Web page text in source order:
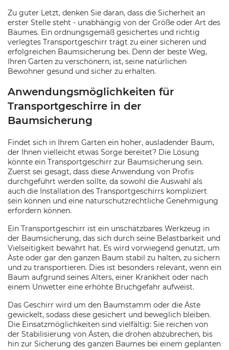
Zu guter Letzt, denken Sie daran, dass die Sicherheit an
erster Stelle steht - unabhängig von der Größe oder Art des
Baumes. Ein ordnungsgemäß gesichertes und richtig
verlegtes Transportgeschirr trägt zu einer sicheren und
erfolgreichen Baumsicherung bei. Denn der beste Weg,
Ihren Garten zu verschönern, ist, seine natürlichen
Bewohner gesund und sicher zu erhalten.
Anwendungsmöglichkeiten für
Transportgeschirre in der
Baumsicherung
Findet sich in Ihrem Garten ein hoher, ausladender Baum,
der Ihnen vielleicht etwas Sorge bereitet? Die Lösung
könnte ein Transportgeschirr zur Baumsicherung sein.
Zuerst sei gesagt, dass diese Anwendung von Profis
durchgeführt werden sollte, da sowohl die Auswahl als
auch die Installation des Transportgeschirrs kompliziert
sein können und eine naturschutzrechtliche Genehmigung
erfordern können.
Ein Transportgeschirr ist ein unschätzbares Werkzeug in
der Baumsicherung, das sich durch seine Belastbarkeit und
Vielseitigkeit bewährt hat. Es wird vorwiegend genutzt, um
Äste oder gar den ganzen Baum stabil zu halten, zu sichern
und zu transportieren. Dies ist besonders relevant, wenn ein
Baum aufgrund seines Alters, einer Krankheit oder nach
einem Unwetter eine erhöhte Bruchgefahr aufweist.
Das Geschirr wird um den Baumstamm oder die Äste
gewickelt, sodass diese gesichert und beweglich bleiben.
Die Einsatzmöglichkeiten sind vielfältig: Sie reichen von
der Stabilisierung von Ästen, die drohen abzubrechen, bis
hin zur Sicherung des ganzen Baumes bei einem geplanten